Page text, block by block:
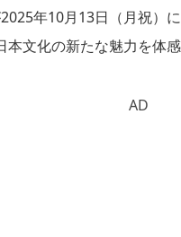
2025年10月13日（月祝）
本文化の新たな魅力を体
AD